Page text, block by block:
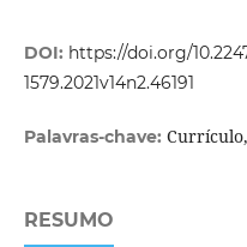
DOI: https://doi.org/
1579.2021v14n2.46191
Palavras-chave:
RESUMO